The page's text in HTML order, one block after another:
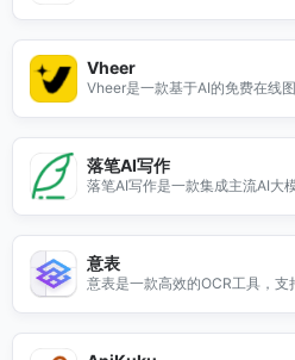
Vheer
Vheer是一款基于AI的免费在线
落笔AI写作
落笔AI写作是一款集成主流AI大
意表
意表是一款高效的OCR工具，